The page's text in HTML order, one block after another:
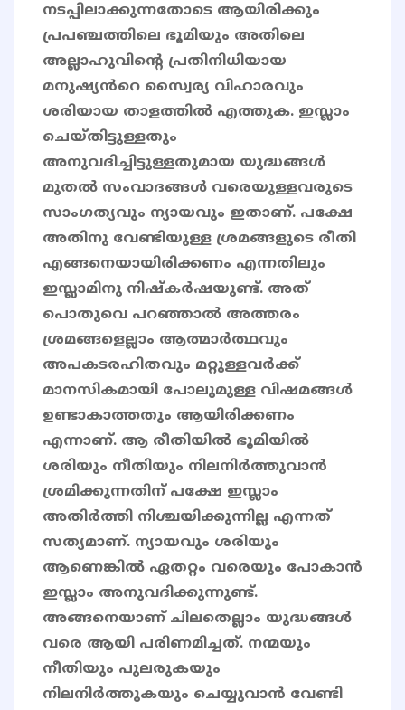
നടപ്പിലാക്കുന്നതോടെ ആയിരിക്കും
പ്രപഞ്ചത്തിലെ ഭൂമിയും അതിലെ
അല്ലാഹുവിന്റെ പ്രതിനിധിയായ
മനുഷ്യൻറെ സ്വൈര്യ വിഹാരവും
ശരിയായ താളത്തിൽ എത്തുക. ഇസ്ലാം
ചെയ്തിട്ടുള്ളതും
അനുവദിച്ചിട്ടുള്ളതുമായ യുദ്ധങ്ങൾ
മുതൽ സംവാദങ്ങൾ വരെയുള്ളവരുടെ
സാംഗത്യവും ന്യായവും ഇതാണ്. പക്ഷേ
അതിനു വേണ്ടിയുള്ള ശ്രമങ്ങളുടെ രീതി
എങ്ങനെയായിരിക്കണം എന്നതിലും
ഇസ്ലാമിനു നിഷ്കർഷയുണ്ട്. അത്
പൊതുവെ പറഞ്ഞാൽ അത്തരം
ശ്രമങ്ങളെല്ലാം ആത്മാർത്ഥവും
അപകടരഹിതവും മറ്റുള്ളവർക്ക്
മാനസികമായി പോലുമുള്ള വിഷമങ്ങൾ
ഉണ്ടാകാത്തതും ആയിരിക്കണം
എന്നാണ്. ആ രീതിയിൽ ഭൂമിയിൽ
ശരിയും നീതിയും നിലനിർത്തുവാൻ
ശ്രമിക്കുന്നതിന് പക്ഷേ ഇസ്ലാം
അതിർത്തി നിശ്ചയിക്കുന്നില്ല എന്നത്
സത്യമാണ്. ന്യായവും ശരിയും
ആണെങ്കിൽ ഏതറ്റം വരെയും പോകാൻ
ഇസ്ലാം അനുവദിക്കുന്നുണ്ട്.
അങ്ങനെയാണ് ചിലതെല്ലാം യുദ്ധങ്ങൾ
വരെ ആയി പരിണമിച്ചത്. നന്മയും
നീതിയും പുലരുകയും
നിലനിർത്തുകയും ചെയ്യുവാൻ വേണ്ടി